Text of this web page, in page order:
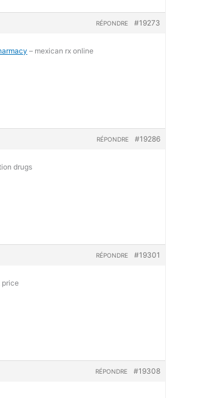
#19273
RÉPONDRE
– mexican rx online
#19286
RÉPONDRE
drugs
#19301
RÉPONDRE
price
#19308
RÉPONDRE